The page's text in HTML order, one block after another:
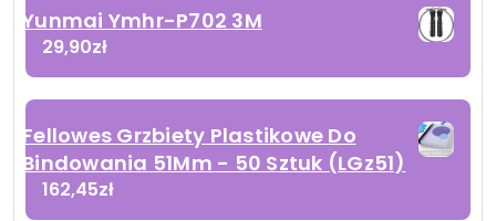
Yunmai Ymhr-P702 3M
29,90zł
Fellowes Grzbiety Plastikowe Do
Bindowania 51Mm - 50 Sztuk (LGz51)
162,45zł